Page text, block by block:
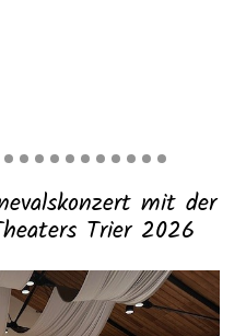
mit der
Trier 2026